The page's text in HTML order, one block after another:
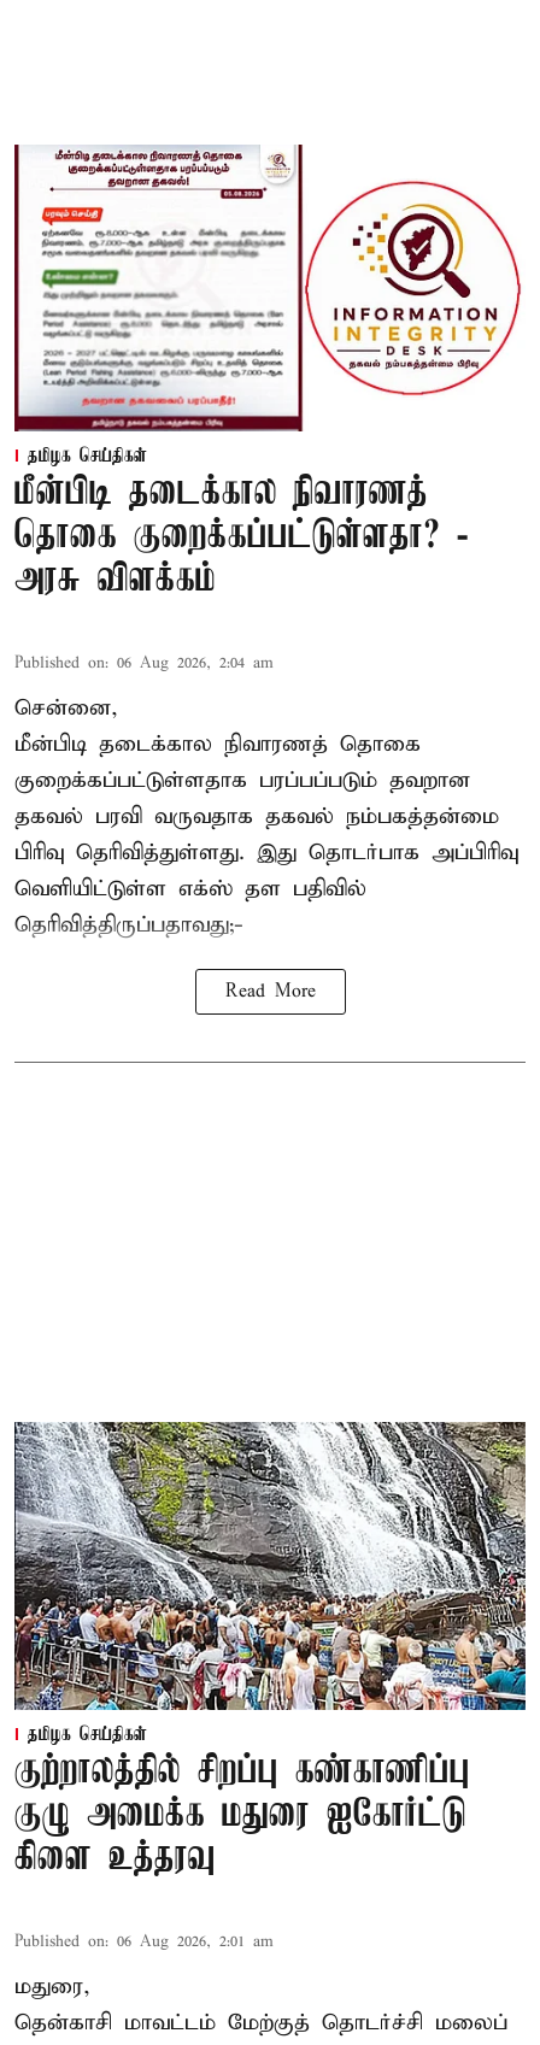
தமிழக செய்திகள்
மீன்பிடி தடைக்கால நிவாரணத்
தொகை குறைக்கப்பட்டுள்ளதா? -
அரசு விளக்கம்
Published on: 06 Aug 2026, 2:04 am
சென்னை,
மீன்பிடி தடைக்கால நிவாரணத் தொகை
குறைக்கப்பட்டுள்ளதாக பரப்பப்படும் தவறான
தகவல் பரவி வருவதாக தகவல் நம்பகத்தன்மை
பிரிவு தெரிவித்துள்ளது. இது தொடர்பாக அப்பிரிவு
வெளியிட்டுள்ள எக்ஸ் தள பதிவில்
தெரிவித்திருப்பதாவது;-
Read More
தமிழக செய்திகள்
குற்றாலத்தில் சிறப்பு கண்காணிப்பு
குழு அமைக்க மதுரை ஐகோர்ட்டு
கிளை உத்தரவு
Published on: 06 Aug 2026, 2:01 am
மதுரை,
தென்காசி மாவட்டம் மேற்குத் தொடர்ச்சி மலைப்